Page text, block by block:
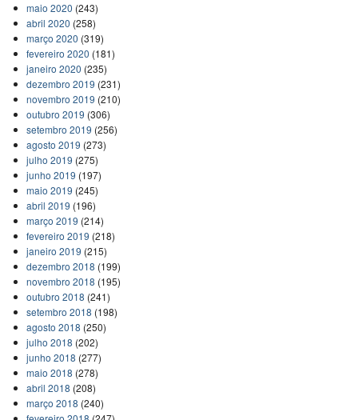
maio 2020 (243)
abril 2020 (258)
março 2020 (319)
fevereiro 2020 (181)
janeiro 2020 (235)
dezembro 2019 (231)
novembro 2019 (210)
outubro 2019 (306)
setembro 2019 (256)
agosto 2019 (273)
julho 2019 (275)
junho 2019 (197)
maio 2019 (245)
abril 2019 (196)
março 2019 (214)
fevereiro 2019 (218)
janeiro 2019 (215)
dezembro 2018 (199)
novembro 2018 (195)
outubro 2018 (241)
setembro 2018 (198)
agosto 2018 (250)
julho 2018 (202)
junho 2018 (277)
maio 2018 (278)
abril 2018 (208)
março 2018 (240)